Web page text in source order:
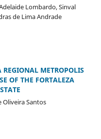
Lombardo, Sinval
de Lima Andrade
REGIONAL METROPOLIS
OF THE FORTALEZA
Oliveira Santos